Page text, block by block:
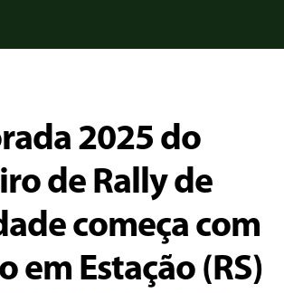
2025 do
de Rally de
começa com
em Estação (RS)